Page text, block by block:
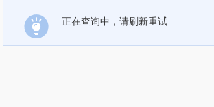
正在查询中，请刷新重试